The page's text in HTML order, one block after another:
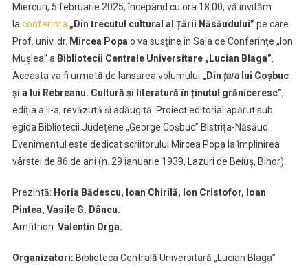
Conferință
și
lansare
de
carte
Mircea
Popa
la
Miercuri, 5 februarie 2025, începând cu ora 18.00, vă invităm
la conferința „Din trecutul cultural al Țării Năsăudului” pe care
Prof. univ. dr. Mircea Popa o va susține în Sala de Conferinţe „Ion
Muşlea” a Bibliotecii Centrale Universitare „Lucian Blaga”
Aceasta va fi urmată de lansarea volumului „Din țaralui Coșbuc
și a lui Rebreanu. Cultură și literatură în ținutul grăniceresc”,
ediția a II-a, revăzută și adăugită. Proiect editorial apărut sub
egida Bibliotecii Județene „George Coșbuc” Bistrița-Năsăud.
Evenimentul este dedicat scriitorului Mircea Popa la împlinirea
vârstei de 86 de ani (n. 29 ianuarie 1939, Lazuri de Beiuș, Bihor).
Prezintă: Horia Bădescu, Ioan Chirilă, Ion Cristofor, Ioan
Pintea, Vasile G. Dâncu.
Amfitrion: Valentin Orga.
Organizatori: Biblioteca Centrală Universitară „Lucian Blaga”